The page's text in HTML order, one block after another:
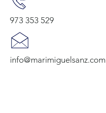
973 353 529
info@marimiguelsanz.com